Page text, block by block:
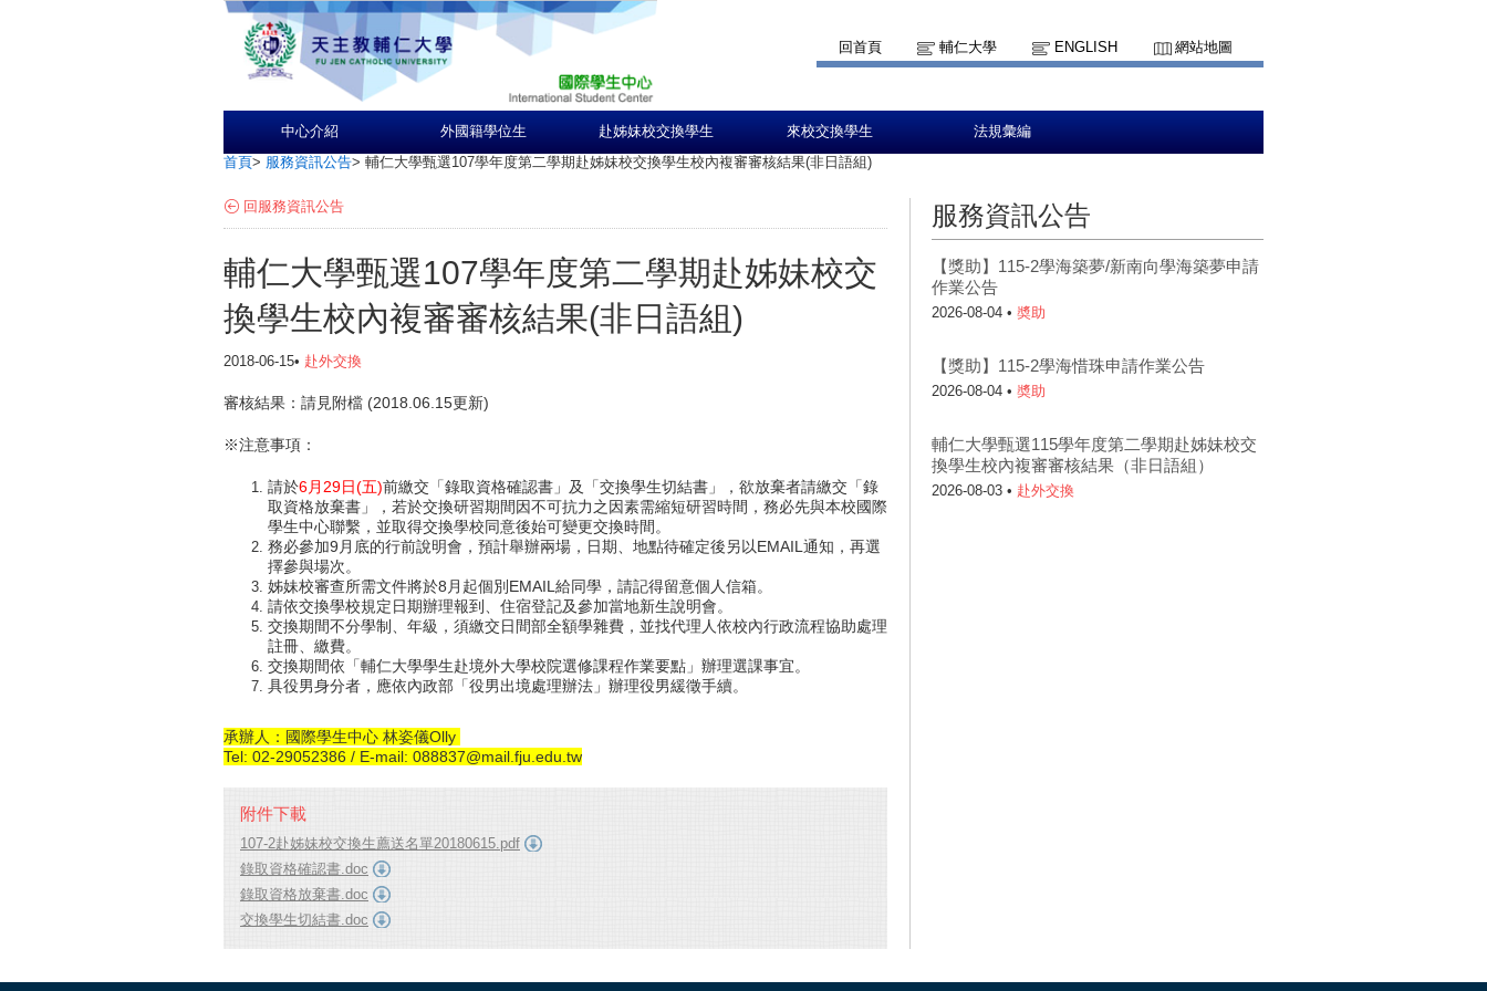
回首頁 輔仁大學 ENGLISH 網站地圖
中心介紹 外國籍學位生 赴姊妹校交換學生 來校交換學生 法規彙編
首頁> 服務資訊公告> 輔仁大學甄選107學年度第二學期赴姊妹校交換學生校內複審審核結果(非日語組)
回服務資訊公告
輔仁大學甄選107學年度第二學期赴姊妹校交
換學生校內複審審核結果(非日語組)
2018-06-15• 赴外交換
審核結果：請見附檔 (2018.06.15更新)
※注意事項：
請於6月29日(五)前繳交「錄取資格確認書」及「交換學生切結書」，欲放棄者請繳交「錄
取資格放棄書」，若於交換研習期間因不可抗力之因素需縮短研習時間，務必先與本校國際
學生中心聯繫，並取得交換學校同意後始可變更交換時間。
務必參加9月底的行前說明會，預計舉辦兩場，日期、地點待確定後另以EMAIL通知，再選
擇參與場次。
姊妹校審查所需文件將於8月起個別EMAIL給同學，請記得留意個人信箱。
請依交換學校規定日期辦理報到、住宿登記及參加當地新生說明會。
交換期間不分學制、年級，須繳交日間部全額學雜費，並找代理人依校內行政流程協助處理
註冊、繳費。
交換期間依「輔仁大學學生赴境外大學校院選修課程作業要點」辦理選課事宜。
具役男身分者，應依內政部「役男出境處理辦法」辦理役男緩徵手續。
承辦人：國際學生中心 林姿儀Olly
Tel: 02-29052386 / E-mail: 088837@mail.fju.edu.tw
附件下載
107-2赴姊妹校交換生薦送名單20180615.pdf
錄取資格確認書.doc
錄取資格放棄書.doc
交換學生切結書.doc
服務資訊公告
【獎助】115-2學海築夢/新南向學海築夢申請
作業公告
2026-08-04 • 奬助
【獎助】115-2學海惜珠申請作業公告
2026-08-04 • 奬助
輔仁大學甄選115學年度第二學期赴姊妹校交
換學生校內複審審核結果（非日語組）
2026-08-03 • 赴外交換